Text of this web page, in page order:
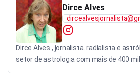
Dirce Alves
Dirce Alves , jornalista, radialista e
setor de astrologia com mais de 400 mil